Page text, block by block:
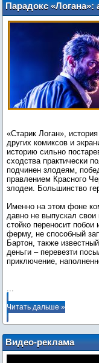
Парадокс «Логана»:
первоисточника
«Старик Логан»,
других комиксов и
историю сильно
сходства практически
подчинен злодеям,
правлением Красного
злодеи. Большинство
Именно на этом фоне
давно не выпускал
стойко переносит
ферму, не способный
Бартон, также
деньги – перевезти
приключение,
...
Читать дальше »
Видео-реклама